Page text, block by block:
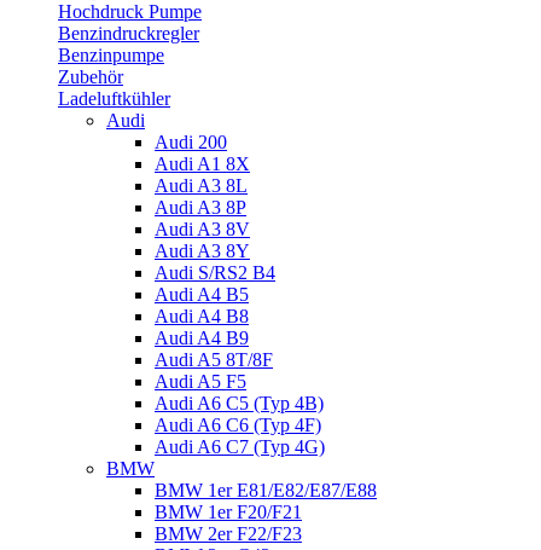
Hochdruck Pumpe
Benzindruckregler
Benzinpumpe
Zubehör
Ladeluftkühler
Audi
Audi 200
Audi A1 8X
Audi A3 8L
Audi A3 8P
Audi A3 8V
Audi A3 8Y
Audi S/RS2 B4
Audi A4 B5
Audi A4 B8
Audi A4 B9
Audi A5 8T/8F
Audi A5 F5
Audi A6 C5 (Typ 4B)
Audi A6 C6 (Typ 4F)
Audi A6 C7 (Typ 4G)
BMW
BMW 1er E81/E82/E87/E88
BMW 1er F20/F21
BMW 2er F22/F23